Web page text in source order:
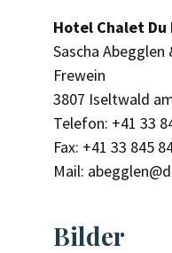
Hotel Chalet Du
Sascha Abegglen
Frewein
3807 Iseltwald
Telefon: +41 33
Fax: +41 33 845
Mail:
Bilder